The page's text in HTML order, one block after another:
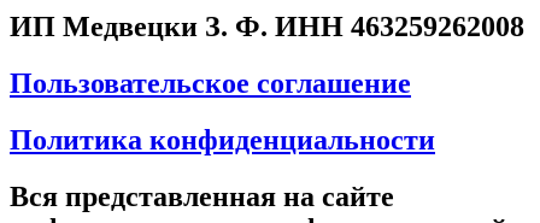
ИП Медвецки З. Ф. ИНН 463259262008
Пользовательское соглашение
Политика конфиденциальности
Вся представленная на сайте